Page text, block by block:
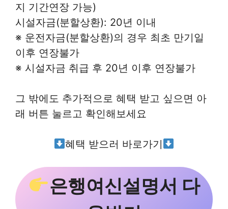
지 기간연장 가능)
시설자금(분할상환): 20년 이내
※ 운전자금(분할상환)의 경우 최초 만기일
이후 연장불가
※ 시설자금 취급 후 20년 이후 연장불가
그 밖에도 추가적으로 혜택 받고 싶으면 아
래 버튼 눌르고 확인해보세요
혜택 받으러 바로가기
은행여신설명서 다